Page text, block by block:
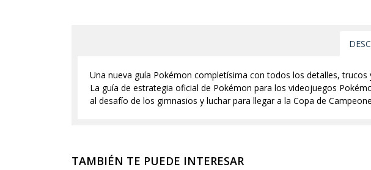
Una nueva guía Pokémon completísima con todos los detalles,
La guía de estrategia oficial de Pokémon para los videojuegos
al desafío de los gimnasios y luchar para llegar a la Copa de
TAMBIÉN TE PUEDE INTERESAR